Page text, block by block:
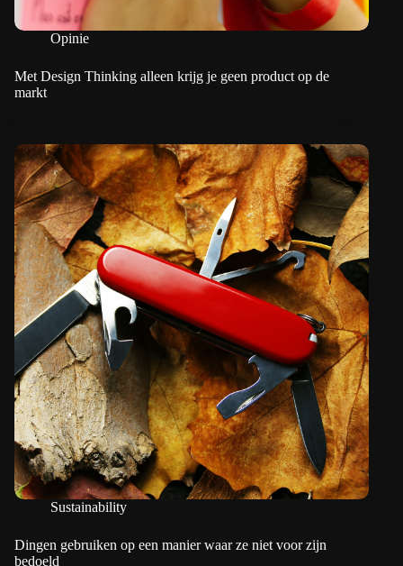
Opinie
Met Design Thinking alleen krijg je geen product op de
markt
Sustainability
Dingen gebruiken op een manier waar ze niet voor zijn
bedoeld